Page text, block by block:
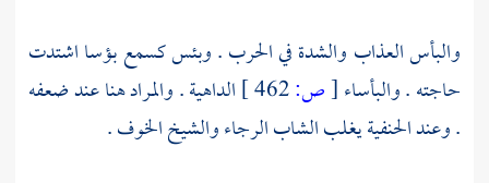
والبأس العذاب والشدة في الحرب . وبئس كسمع بؤسا اشتدت
حاجته . والبأساء[ص:
الداهية . والمراد هنا عند ضعفه
. وعند الحنفية يغلب الشاب الرجاء والشيخ الخوف .